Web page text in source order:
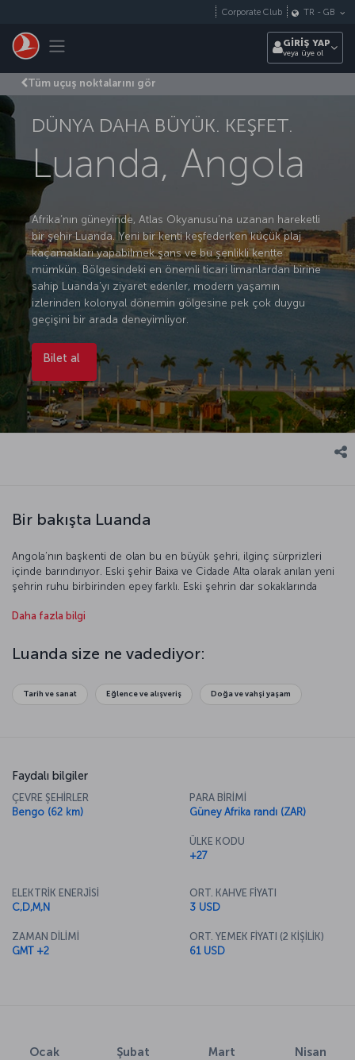
Toggle navigation
Corporate Club TR - GB
GİRİŞ YAP
veya üye ol
Tüm uçuş noktalarını gör
DÜNYA DAHA BÜYÜK. KEŞFET.
Luanda, Angola
Afrika’nın güneyinde, Atlas Okyanusu’na uzanan hareketli
bir şehir Luanda. Yeni bir kenti keşfederken küçük plaj
kaçamakları yapabilmek şans ve bu şenlikli kentte
mümkün. Bölgesindeki en önemli ticari limanlardan birine
sahip Luanda’yı ziyaret edenler, modern yaşamın
izlerinden kolonyal dönemin gölgesine pek çok duygu
geçişini bir arada deneyimliyor.
Bilet al
Bir bakışta Luanda
Angola’nın başkenti de olan bu en büyük şehri, ilginç sürprizleri
içinde barındırıyor. Eski şehir Baixa ve Cidade Alta olarak anılan yeni
şehrin ruhu birbirinden epey farklı. Eski şehrin dar sokaklarında
Portekizcenin melodik tınısına bırakıyor.
Daha fazla bilgi
Luanda size ne vadediyor:
Tarih ve sanat Eğlence ve alışveriş Doğa ve vahşi yaşam
Faydalı bilgiler
ÇEVRE ŞEHİRLER
Bengo (62 km)
PARA BİRİMİ
Güney Afrika randı (ZAR)
ÜLKE KODU
+27
ELEKTRİK ENERJİSİ
C,D,M,N
ZAMAN DİLİMİ
GMT +2
ORT. KAHVE FİYATI
3 USD
ORT. YEMEK FİYATI (2 KİŞİLİK)
61 USD
Ocak Şubat Mart Nisan